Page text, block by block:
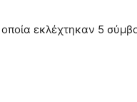
εκλέχτηκαν 5